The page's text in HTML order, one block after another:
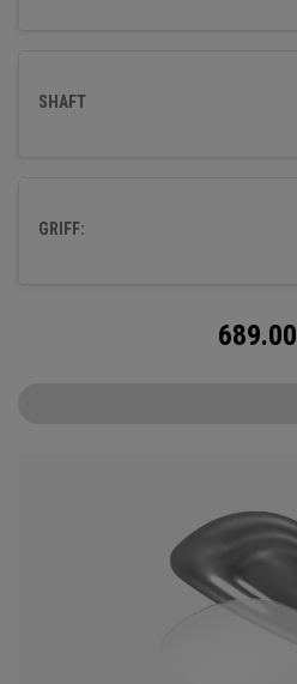
SHAFT
GRIFF:
689.00